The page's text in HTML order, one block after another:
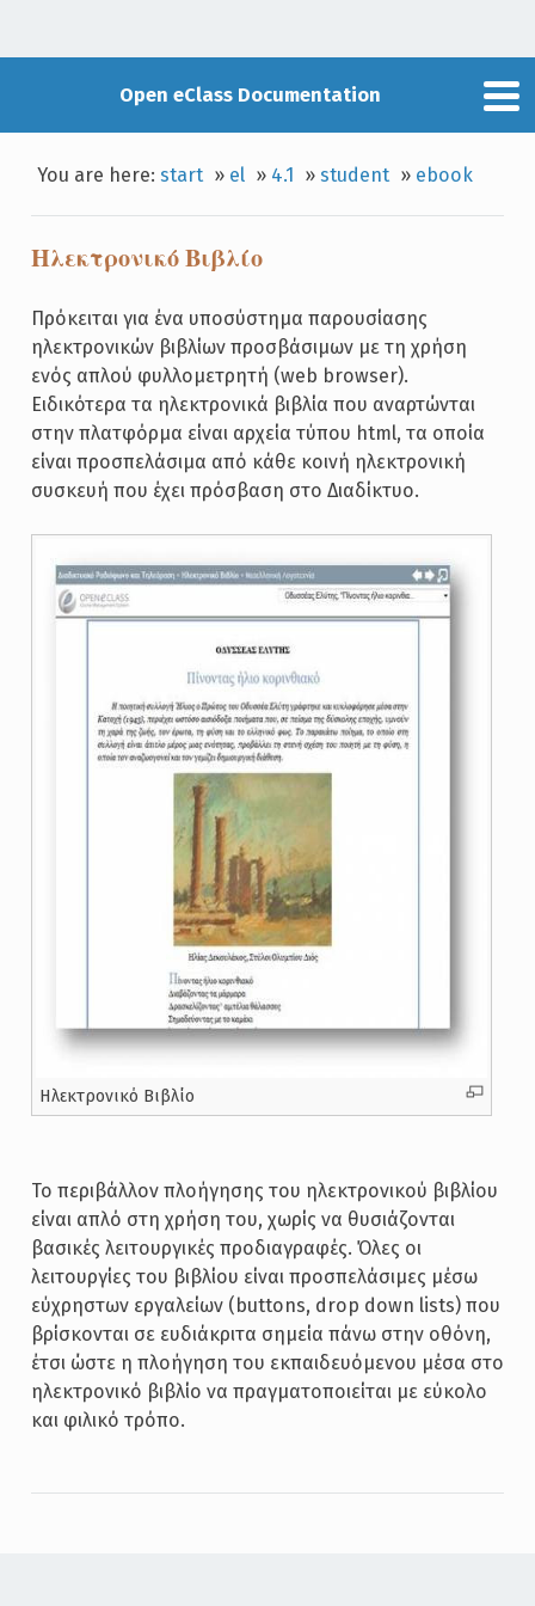
Open eClass Documentation
You are here:start » el » 4.1 »student » ebook
Ηλεκτρονικό Βιβλίο
Πρόκειται για ένα υποσύστημα παρουσίασης
ηλεκτρονικών βιβλίων προσβάσιμων με τη χρήση
ενός απλού φυλλομετρητή (web browser).
Ειδικότερα τα ηλεκτρονικά βιβλία που αναρτώνται
στην πλατφόρμα είναι αρχεία τύπου html, τα οποία
είναι προσπελάσιμα από κάθε κοινή ηλεκτρονική
συσκευή που έχει πρόσβαση στο Διαδίκτυο.
Ηλεκτρονικό Βιβλίο
Το περιβάλλον πλοήγησης του ηλεκτρονικού βιβλίου
είναι απλό στη χρήση του, χωρίς να θυσιάζονται
βασικές λειτουργικές προδιαγραφές. Όλες οι
λειτουργίες του βιβλίου είναι προσπελάσιμες μέσω
εύχρηστων εργαλείων (buttons, drop down lists) που
βρίσκονται σε ευδιάκριτα σημεία πάνω στην οθόνη,
έτσι ώστε η πλοήγηση του εκπαιδευόμενου μέσα στο
ηλεκτρονικό βιβλίο να πραγματοποιείται με εύκολο
και φιλικό τρόπο.